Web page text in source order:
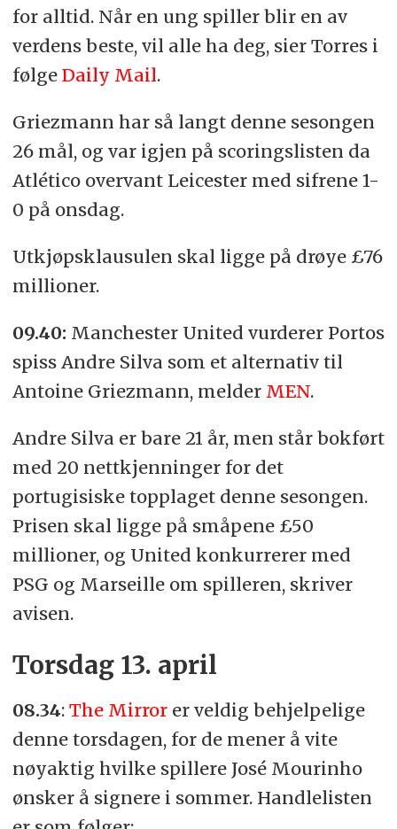
for alltid. Når en ung spiller blir en av
verdens beste, vil alle ha deg, sier Torres i
følge Daily Mail.
Griezmann har så langt denne sesongen
26 mål, og var igjen på scoringslisten da
Atlético overvant Leicester med sifrene 1-
0 på onsdag.
Utkjøpsklausulen skal ligge på drøye £76
millioner.
09.40: Manchester United vurderer Portos
spiss Andre Silva som et alternativ til
Antoine Griezmann, melder MEN.
Andre Silva er bare 21 år, men står bokført
med 20 nettkjenninger for det
portugisiske topplaget denne sesongen.
Prisen skal ligge på småpene £50
millioner, og United konkurrerer med
PSG og Marseille om spilleren, skriver
avisen.
Torsdag 13. april
08.34: The Mirrorer veldig behjelpelige
denne torsdagen, for de mener å vite
nøyaktig hvilke spillere José Mourinho
ønsker å signere i sommer. Handlelisten